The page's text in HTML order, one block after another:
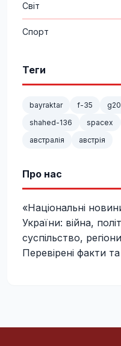
Світ
Спорт
Теги
bayraktar f-35 g20
shahed-136
spacex
австралія
австрія
Про нас
«Національні
України: війна,
суспільство,
Перевірені факти